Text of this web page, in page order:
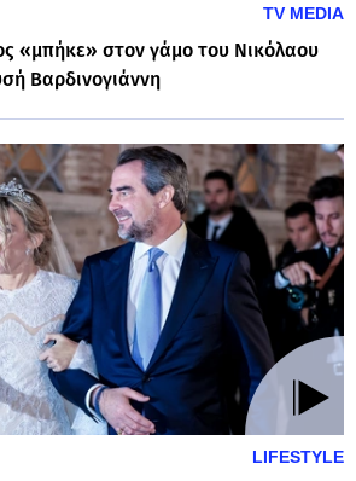
TV MEDIA
«μπήκε» στον γάμο του Νικόλαου
Βαρδινογιάννη
LIFESTYLE